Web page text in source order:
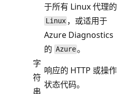
于所有 Linux 代理的
Linux ，或适用于
Azure Diagnostics
的 Azure。
字
符
串
响应的 HTTP 或操作
状态代码。